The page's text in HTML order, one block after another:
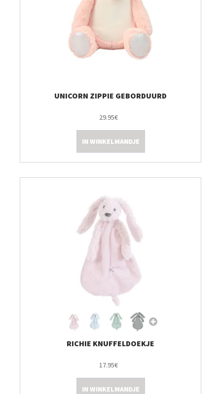
UNICORN ZIPPIE GEBORDUURD
29.95€
IN WINKELMANDJE
RICHIE KNUFFELDOEKJE
17.95€
IN WINKELMANDJE